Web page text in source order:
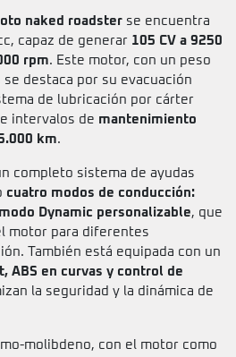
naked roadster se encuentra
capaz de generar 105 CV a 9250
rpm. Este motor, con un peso
destaca por su evacuación
de lubricación por cárter
intervalos de mantenimiento
km.
completo sistema de ayudas
cuatro modos de conducción:
Dynamic personalizable, que
motor para diferentes
También está equipada con un
ABS en curvas y control de
la seguridad y la dinámica de
molibdeno, con el motor como